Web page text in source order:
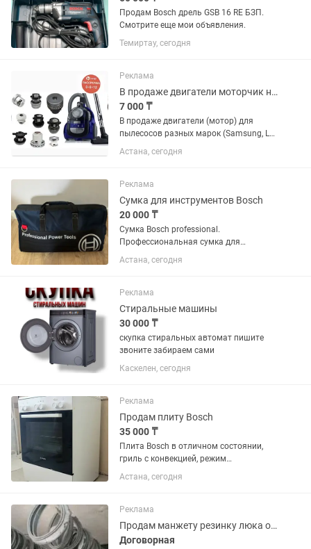
Продам Bosch дрель GSB 16 RE БЗП.
Смотрите еще мои объявления.
Темиртау, сегодня
Реклама
В продаже двигатели моторчик на пылесос рассрочка
7 000 ₸
В продаже двигатели (мотор) для
пылесосов разных марок (Samsung, LG,
Karcher, Thomas (Томас) Philips, Dyson
Alfatec Ametek Bosch Domel Electrolux
Siemens (Сименс)...
Астана, сегодня
Реклама
Сумка для инструментов Bosch
20 000 ₸
Сумка Bosch professional.
Профессиональная сумка для
инструментов с жестким дном и
множеством карманов, оригинал
Астана, сегодня
Реклама
Стиральные машины
30 000 ₸
скупка стиральных автомат пишите
звоните забираем сами
Каскелен, сегодня
Реклама
Продам плиту Bosch
35 000 ₸
Плита Bosch в отличном состоянии,
гриль с конвекцией, режим
размораживания. г.Астана
Астана, сегодня
Реклама
Продам манжету резинку люка от стиральной машины
Договорная